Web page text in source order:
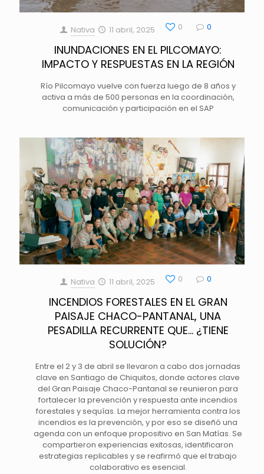
Nativa 11 abril, 2025 0 0
INUNDACIONES EN EL PILCOMAYO:
IMPACTO Y RESPUESTAS EN LA REGIÓN
Río Pilcomayo vuelve con fuerza luego de 8 años y
activa a más de 500 personas en la coordinación,
comunicación y participación en el SAP
Nativa 11 abril, 2025 0 0
INCENDIOS FORESTALES EN EL GRAN
PAISAJE CHACO-PANTANAL, UNA
PESADILLA RECURRENTE QUE… ¿TIENE
SOLUCIÓN?
Entre el 2 y 3 de abril se llevaron a cabo dos jornadas
clave en Santiago de Chiquitos, donde actores clave
del Gran Paisaje Chaco-Pantanal se reunieron para
fortalecer la prevención y respuesta ante incendios
forestales y sequías. La mejor herramienta contra los
incendios es la prevención, y por eso se diseñó una
agenda con un enfoque propositivo en San Matías. Se
compartieron experiencias exitosas, identificaron
estrategias replicables y se reafirmó que el trabajo
colaborativo es esencial.